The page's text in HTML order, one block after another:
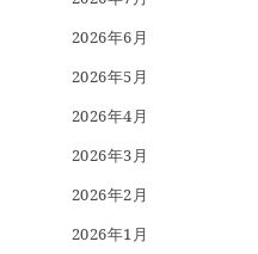
2026年6月
2026年5月
2026年4月
2026年3月
2026年2月
2026年1月